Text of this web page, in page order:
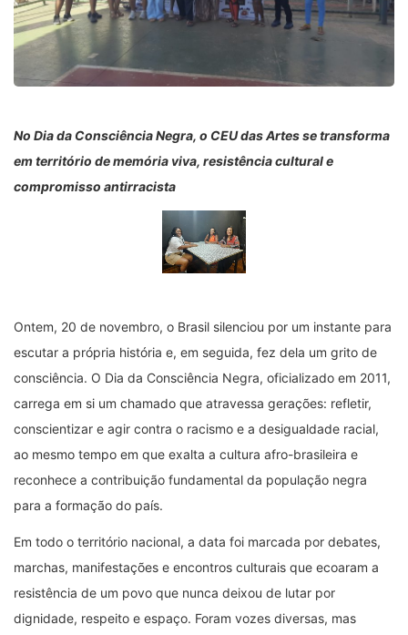
No Dia da Consciência Negra, o CEU das Artes se transforma
em território de memória viva, resistência cultural e
compromisso antirracista
Ontem, 20 de novembro, o Brasil silenciou por um instante para
escutar a própria história e, em seguida, fez dela um grito de
consciência. O Dia da Consciência Negra, oficializado em 2011,
carrega em si um chamado que atravessa gerações: refletir,
conscientizar e agir contra o racismo e a desigualdade racial,
ao mesmo tempo em que exalta a cultura afro-brasileira e
reconhece a contribuição fundamental da população negra
para a formação do país.
Em todo o território nacional, a data foi marcada por debates,
marchas, manifestações e encontros culturais que ecoaram a
resistência de um povo que nunca deixou de lutar por
dignidade, respeito e espaço. Foram vozes diversas, mas